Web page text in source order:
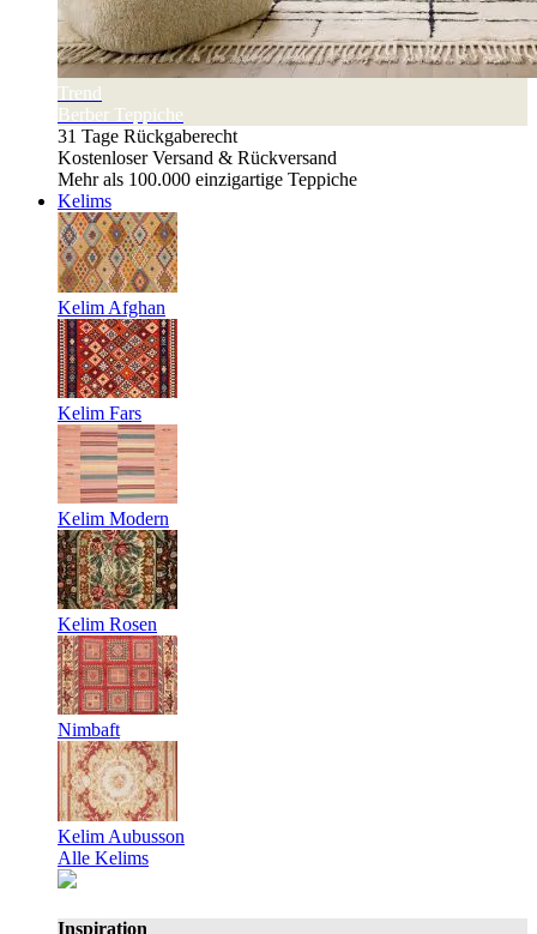
Trend
Berber Teppiche
31 Tage Rückgaberecht
Kostenloser Versand & Rückversand
Mehr als 100.000 einzigartige Teppiche
Kelims
Kelim Afghan
Kelim Fars
Kelim Modern
Kelim Rosen
Nimbaft
Kelim Aubusson
Alle Kelims
Inspiration